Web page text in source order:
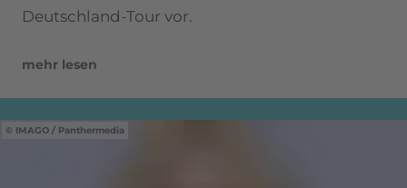
Deutschland-Tour vor.
mehr lesen
IMAGO / Panthermedia